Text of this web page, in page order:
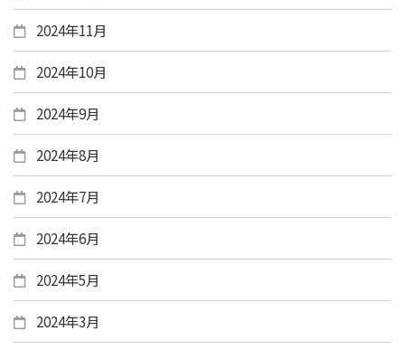
2024年11月
2024年10月
2024年9月
2024年8月
2024年7月
2024年6月
2024年5月
2024年3月